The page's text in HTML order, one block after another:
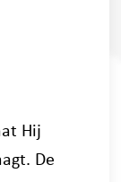
Hij
De